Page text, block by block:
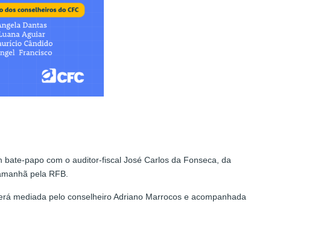
papo com o auditor-fiscal José Carlos da Fonseca, da
pela RFB.
mediada pelo conselheiro Adriano Marrocos e acompanhada